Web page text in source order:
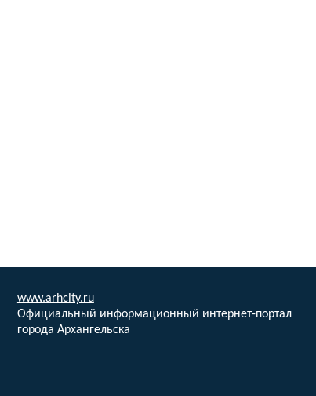
www.arhcity.ru
Официальный информационный интернет-портал
города Архангельска